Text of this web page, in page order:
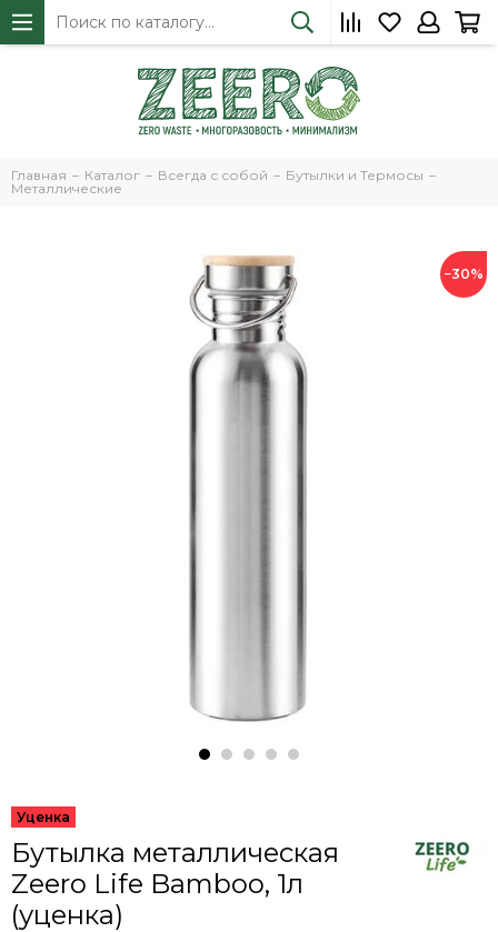
Главная Каталог Всегда с собой
Бутылки и Термосы
Металлические
−30%
Бутылка металлическая
Zeero Life Bamboo, 1л
(уценка)